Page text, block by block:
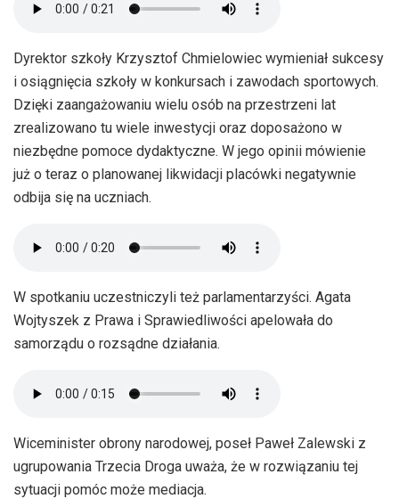
Dyrektor szkoły Krzysztof Chmielowiec wymieniał sukcesy
i osiągnięcia szkoły w konkursach i zawodach sportowych.
Dzięki zaangażowaniu wielu osób na przestrzeni lat
zrealizowano tu wiele inwestycji oraz doposażono w
niezbędne pomoce dydaktyczne. W jego opinii mówienie
już o teraz o planowanej likwidacji placówki negatywnie
odbija się na uczniach.
W spotkaniu uczestniczyli też parlamentarzyści. Agata
Wojtyszek z Prawa i Sprawiedliwości apelowała do
samorządu o rozsądne działania.
Wiceminister obrony narodowej, poseł Paweł Zalewski z
ugrupowania Trzecia Droga uważa, że w rozwiązaniu tej
sytuacji pomóc może mediacja.